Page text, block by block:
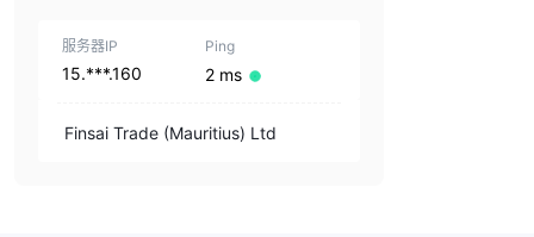
服务器IP
15.***.160
Ping
2 ms
Finsai Trade (Mauritius) Ltd